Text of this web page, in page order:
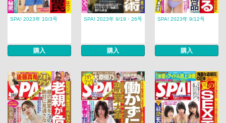
SPA! 2023年 10/3号
購入
SPA! 2023年 9/19・26号
購入
SPA! 2023年 9/12号
購入